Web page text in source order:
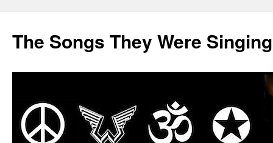
The Songs They Were